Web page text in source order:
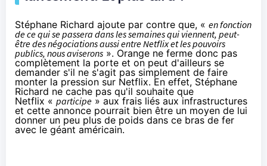
Stéphane Richard ajoute par contre que, « en fonction
de ce qui se passera dans les semaines qui viennent, peut-
être des négociations aussi entreNetflixet les pouvoirs
publics, nous aviserons ». Orange ne ferme donc pas
complètement la porte et on peut d'ailleurs se
demander s'il ne s'agit pas simplement de faire
monter la pression sur Netflix. En effet, Stéphane
Richard ne cache pas qu'il souhaite que
Netflix « participe » aux frais liés aux infrastructures
et cette annonce pourrait bien être un moyen de lui
donner un peu plus de poids dans ce bras de fer
avec le géant américain.